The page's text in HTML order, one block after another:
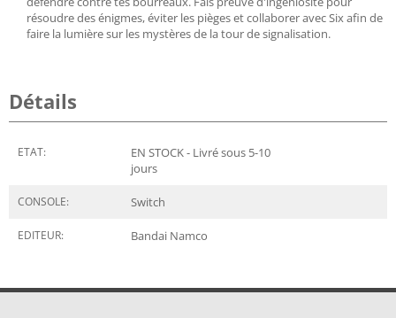
résoudre des énigmes, éviter les pièges et collaborer avec Six afin de
faire la lumière sur les mystères de la tour de signalisation.
Détails
ETAT:
EN STOCK - Livré sous 5-10
jours
CONSOLE: Switch
EDITEUR: Bandai Namco